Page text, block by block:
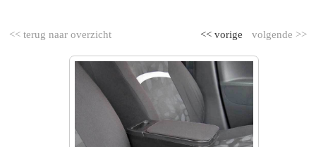
<< terug naar overzicht volgende >>
<< vorige